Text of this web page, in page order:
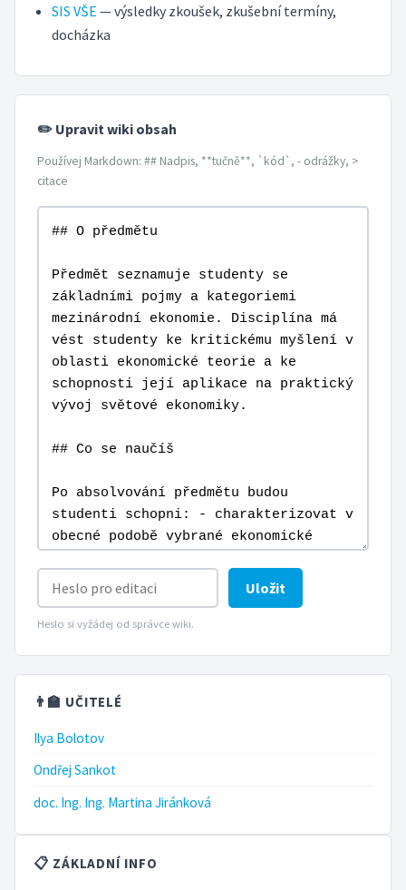
SIS VŠE — výsledky zkoušek, zkušební termíny,
docházka
✏️ Upravit wiki obsah
Používej Markdown: ## Nadpis, **tučně**, `kód`, - odrážky, >
citace
Uložit
Heslo si vyžádej od správce wiki.
👨‍🏫 UČITELÉ
Ilya Bolotov
Ondřej Sankot
doc. Ing. Ing. Martina Jiránková
📋 ZÁKLADNÍ INFO